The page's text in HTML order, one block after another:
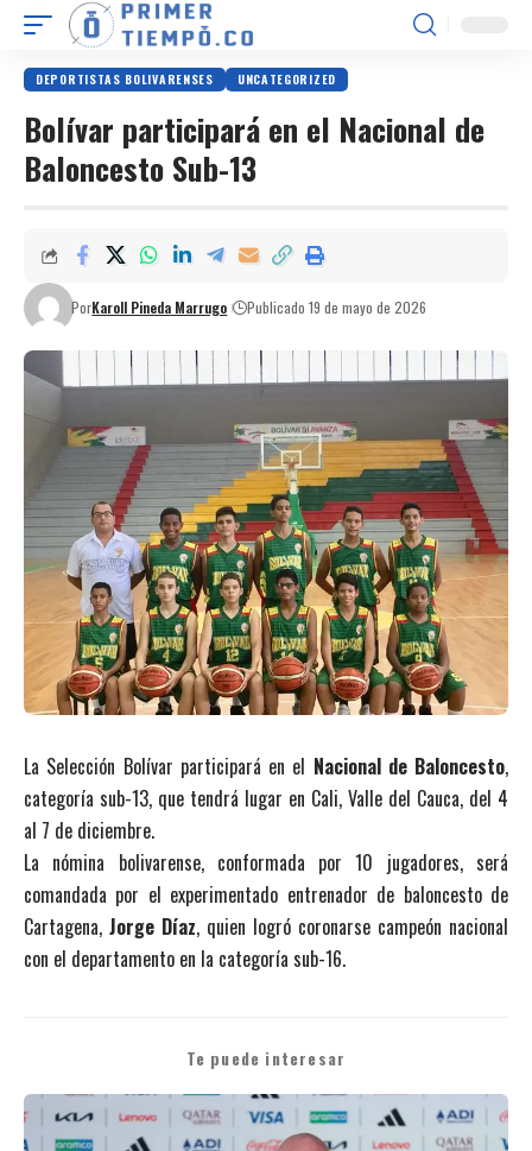
DEPORTISTAS BOLIVARENSES UNCATEGORIZED
Bolívar participará en el Nacional de
Baloncesto Sub-13
PorKaroll Pineda Marrugo Publicado 19 de mayo de 2026
La Selección Bolívar participará en el Nacional de Baloncesto,
categoría sub-13, que tendrá lugar en Cali, Valle del Cauca, del 4
al 7 de diciembre.
La nómina bolivarense, conformada por 10 jugadores, será
comandada por el experimentado entrenador de baloncesto de
Cartagena, Jorge Díaz, quien logró coronarse campeón nacional
con el departamento en la categoría sub-16.
Te puede interesar